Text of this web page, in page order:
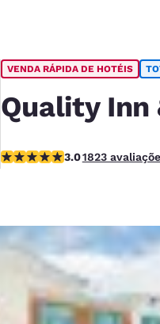
United
Spain
English
VENDA RÁPIDA DE HOTÉIS
Quality Inn
classificação 2.96 estrelas.
3.01823